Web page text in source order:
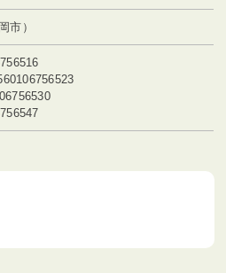
市）